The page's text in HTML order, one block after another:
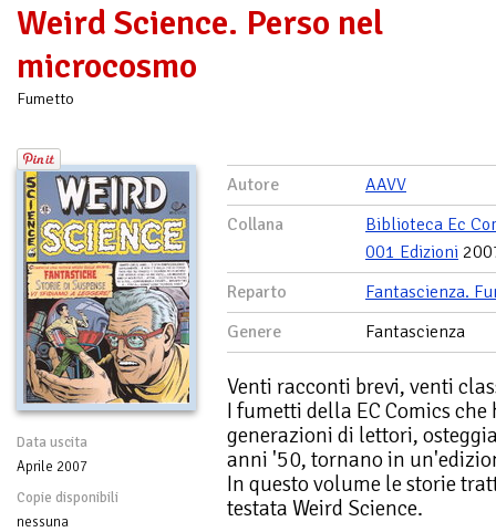
Weird Science. Perso nel
microcosmo
Fumetto
Data uscita
Aprile 2007
Copie disponibili
nessuna
Autore
AAVV
Collana
Biblioteca Ec
001 Edizioni
Reparto
Fantascienza.
Genere
Fantascienza
Venti racconti brevi, venti
I fumetti della EC Comics
generazioni di lettori,
anni '50, tornano in
In questo volume le storie
testata Weird Science.